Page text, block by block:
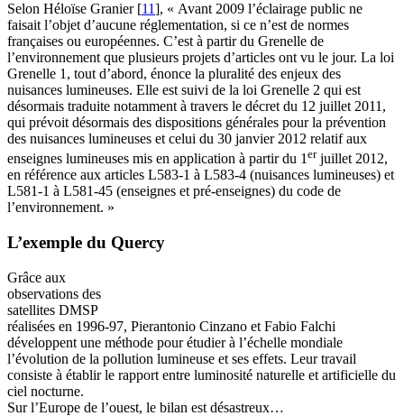
Selon Héloïse Granier[11], « Avant 2009 l’éclairage public ne
faisait l’objet d’aucune réglementation, si ce n’est de normes
françaises ou européennes. C’est à partir du Grenelle de
l’environnement que plusieurs projets d’articles ont vu le jour. La loi
Grenelle 1, tout d’abord, énonce la pluralité des enjeux des
nuisances lumineuses. Elle est suivi de la loi Grenelle 2 qui est
désormais traduite notamment à travers le décret du 12 juillet 2011,
qui prévoit désormais des dispositions générales pour la prévention
des nuisances lumineuses et celui du 30 janvier 2012 relatif aux
enseignes lumineuses mis en application à partir du 1erjuillet 2012,
en référence aux articles L583-1 à L583-4 (nuisances lumineuses) et
L581-1 à L581-45 (enseignes et pré-enseignes) du code de
l’environnement. »
L’exemple du Quercy
Grâce aux
observations des
satellites DMSP
réalisées en 1996-97, Pierantonio Cinzano et Fabio Falchi
développent une méthode pour étudier à l’échelle mondiale
l’évolution de la pollution lumineuse et ses effets. Leur travail
consiste à établir le rapport entre luminosité naturelle et artificielle du
ciel nocturne.
Sur l’Europe de l’ouest, le bilan est désastreux…